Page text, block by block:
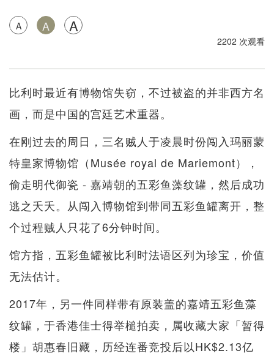
A A A
2202 次观看
比利时最近有博物馆失窃，不过被盗的并非西方名
画，而是中国的宫廷艺术重器。
在刚过去的周日，三名贼人于凌晨时份闯入玛丽蒙
特皇家博物馆（Musée royal de Mariemont），
偷走明代御瓷 - 嘉靖朝的五彩鱼藻纹罐，然后成功
逃之夭夭。从闯入博物馆到带同五彩鱼罐离开，整
个过程贼人只花了6分钟时间。
馆方指，五彩鱼罐被比利时法语区列为珍宝，价值
无法估计。
2017年，另一件同样带有原装盖的嘉靖五彩鱼藻
纹罐，于香港佳士得举槌拍卖，属收藏大家「暂得
楼」胡惠春旧藏，历经连番竞投后以HK$2.13亿